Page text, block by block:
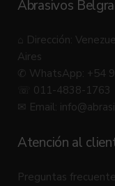
Abrasivos
⌂ Dirección:
Aires
✆ WhatsApp: +54
☏ 011-4838-1763
✉ Email:
Atención al
Preguntas